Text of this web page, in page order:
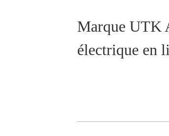
Marque UTK
électrique en